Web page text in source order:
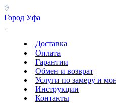
Город Уфа
Доставка
Оплата
Гарантии
Обмен и возврат
Услуги по замеру и
Инструкции
Контакты